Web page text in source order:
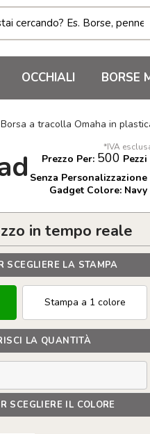
OCCHIALI BORSE
Borsa a tracolla Omaha in
*IVA
Prezzo Per: 500 Pezzi
Senza Personalizzazione
Gadget Colore: Navy
in tempo reale
SCEGLIERE LA STAMPA
Stampa a 1 colore
LA QUANTITÀ
SCEGLIERE IL COLORE